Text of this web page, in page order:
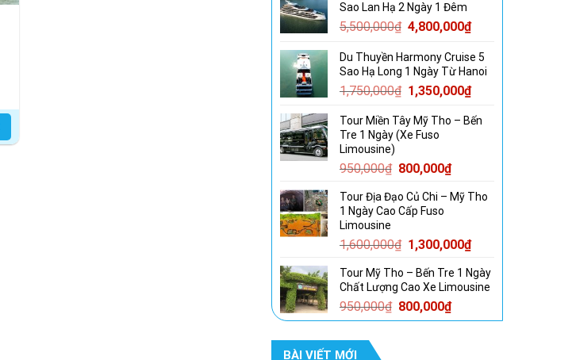
Sao Lan Hạ 2 Ngày 1 Đêm
5,500,000₫ Giá
là:
5,500,000₫.
4,800,000₫Giá
tại
là:
4,800,000₫.
Du Thuyền Harmony Cruise 5
Sao Hạ Long 1 Ngày Từ Hanoi
1,750,000₫ Giá
là:
1,750,000₫.
1,350,000₫Giá
tại
Tour Miền Tây Mỹ Tho – Bến
Tre 1 Ngày (Xe Fuso
Limousine)
950,000₫ Giá
là:
950,000₫.
800,000₫Giá
tại
Tour Địa Đạo Củ Chi – Mỹ Tho
1 Ngày Cao Cấp Fuso
Limousine
1,600,000₫ Giá
là:
1,600,000₫.
1,300,000₫Giá
tại
là:
Tour Mỹ Tho – Bến Tre 1 Ngày
Chất Lượng Cao Xe Limousine
950,000₫ Giá
gốc
800,000₫Giá
hiện
BÀI VIẾT MỚI